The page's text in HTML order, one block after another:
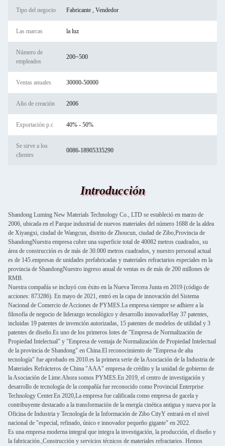
Tipo del negocio Fabricante , Vendedor
Las marcas la luz
Número de
empleados
200~500
Ventas anuales 30000-50000
Año de creación 2006
Exportación p.c 40% - 50%
Se sirve a los
clientes
0086-18905335290
Introducción
Shandong Luming New Materials Technology Co., LTD se estableció en marzo de
2006, ubicada en el Parque industrial de nuevos materiales del número 1688 de la aldea
de Xiyangxi, ciudad de Wangcun, distrito de Zhoucun, ciudad de Zibo,Provincia de
ShandongNuestra empresa cubre una superficie total de 40082 metros cuadrados, su
área de construcción es de más de 30.000 metros cuadrados, y nuestro personal actual
es de 145.empresas de unidades prefabricadas y materiales refractarios especiales en la
provincia de ShandongNuestro ingreso anual de ventas es de más de 200 millones de
RMB.
Nuestra compañía se incluyó con éxito en la Nueva Tercera Junta en 2019 (código de
acciones: 873286). En mayo de 2021, entró en la capa de innovación del Sistema
Nacional de Comercio de Acciones de PYMES.La empresa siempre se adhiere a la
filosofía de negocio de liderazgo tecnológico y desarrollo innovadorHay 37 patentes,
incluidas 19 patentes de invención autorizadas, 15 patentes de modelos de utilidad y 3
patentes de diseño.Es uno de los primeros lotes de "Empresa de Normalización de
Propiedad Intelectual" y "Empresa de ventaja de Normalización de Propiedad Intelectual
de la provincia de Shandong" en China.El reconocimiento de "Empresa de alta
tecnología" fue aprobado en 2010.es la primera serie de la Asociación de la Industria de
Materiales Refrácteros de China "AAA" empresa de crédito y la unidad de gobierno de
la Asociación de Lime.Ahora somos PYMES.En 2019, el centro de investigación y
desarrollo de tecnología de la compañía fue reconocido como Provincial Enterprise
Technology Center.En 2020,La empresa fue calificada como empresa de gacela y
contribuyente destacado a la transformación de la energía cinética antigua y nueva por la
Oficina de Industria y Tecnología de la Información de Zibo CityY entrará en el nivel
nacional de "especial, refinado, único e innovador pequeño gigante" en 2022.
Es una empresa moderna integral que integra la investigación, la producción, el diseño y
la fabricación.,Construcción y servicios técnicos de materiales refractarios. Hemos